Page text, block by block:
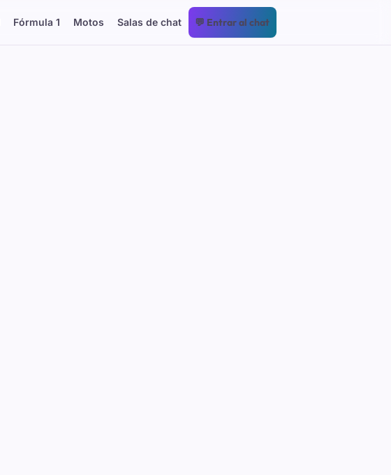
Fórmula 1 Motos Salas de chat 💬 Entrar al chat